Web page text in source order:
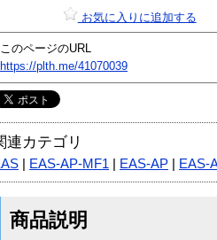
お気に入りに追加する
このページのURL
https://plth.me/41070039
連カテゴリ
EAS-AP-MF1 EAS-AP EAS-
商品説明